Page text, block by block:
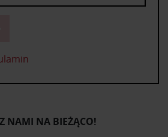
NAMI NA BIEŻĄCO!